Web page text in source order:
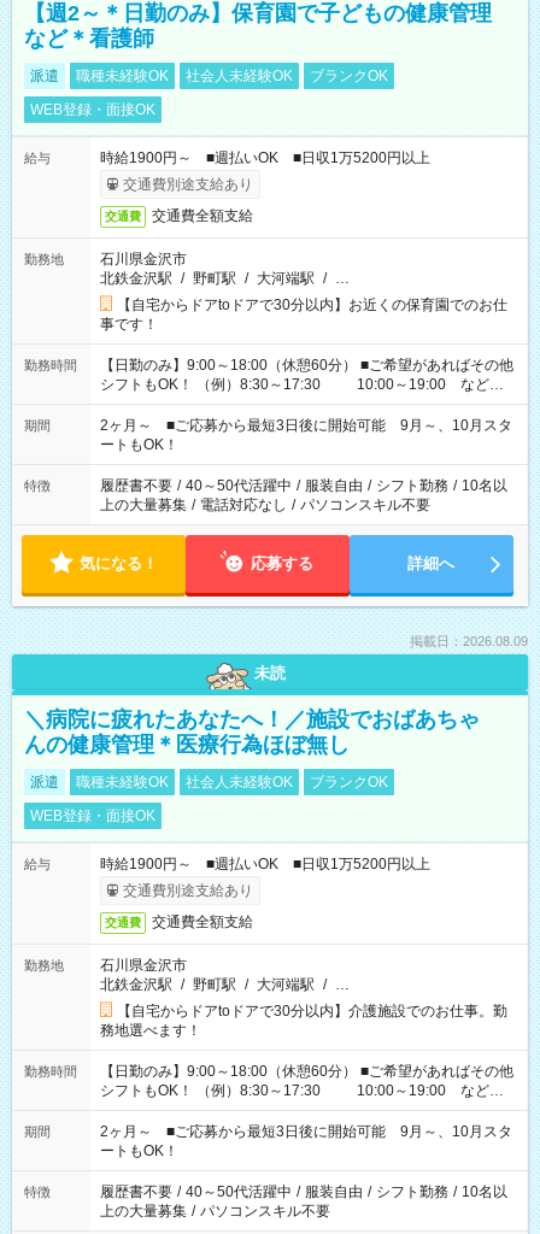
【週2～＊日勤のみ】保育園で子どもの健康管理
など＊看護師
派遣 職種未経験OK 社会人未経験OK
ブランクOK
WEB登録・面接OK
給与
時給1900円～ ■週払いOK ■日収1万5200円以上
交通費別途支給あり
交通費 交通費全額支給
勤務地
石川県金沢市
北鉄金沢駅 / 野町駅 / 大河端駅 / …
【自宅からドアtoドアで30分以内】お近くの保育園でのお仕
事です！
勤務時間
【日勤のみ】9:00～18:00（休憩60分） ■ご希望があればその他
シフトもOK！ （例）8:30～17:30 10:00～19:00 など
「家族とお休みを合わせたい」 「余裕を持って夕飯の準備がし
たい」 「できれば残業はしたくない」 など、ご希望があれば教
えてくださいね。 ※Wワーク希望の方へ 今ご覧のお仕事で希望
する勤務時間と、もう1つのお仕事の勤務時間。 合計で週40時
間を超える場合は応募できません
期間
2ヶ月～ ■ご応募から最短3日後に開始可能 9月～、10月スタ
ートもOK！
特徴 履歴書不要 / 40～50代活躍中 / 服装自由 / シフト勤務 / 10名以
上の大量募集 / 電話対応なし / パソコンスキル不要
気になる！ 応募する 詳細へ
掲載日：2026.08.09
未読
＼病院に疲れたあなたへ！／施設でおばあちゃ
んの健康管理＊医療行為ほぼ無し
派遣 職種未経験OK 社会人未経験OK
ブランクOK
WEB登録・面接OK
給与
時給1900円～ ■週払いOK ■日収1万5200円以上
交通費別途支給あり
交通費 交通費全額支給
勤務地
石川県金沢市
北鉄金沢駅 / 野町駅 / 大河端駅 / …
【自宅からドアtoドアで30分以内】介護施設でのお仕事。勤
務地選べます！
勤務時間
【日勤のみ】9:00～18:00（休憩60分） ■ご希望があればその他
シフトもOK！ （例）8:30～17:30 10:00～19:00 など
「家族とお休みを合わせたい」 「できれば残業はしたくない」
など、あなたのご希望に沿ったお仕事をご紹介します！ ※Wワ
ーク希望の方へ 今ご覧のお仕事で希望する勤務時間と、もう1つ
のお仕事の勤務時間。 合計で週40時間を超える場合は応募でき
ません
期間
2ヶ月～ ■ご応募から最短3日後に開始可能 9月～、10月スタ
ートもOK！
特徴 履歴書不要 / 40～50代活躍中 / 服装自由 / シフト勤務 / 10名以
上の大量募集 / パソコンスキル不要